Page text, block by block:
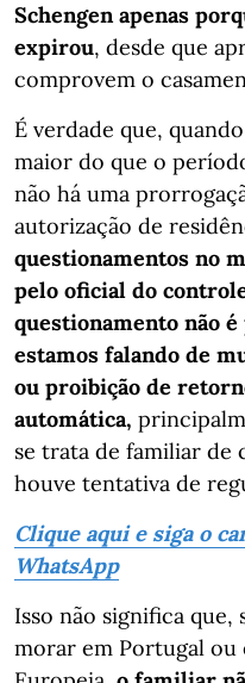
Schengen apenas
expirou, desde que
comprovem o
É verdade que,
maior do que o
não há uma
autorização de
questionamentos no
pelo oficial do
questionamento não é
estamos falando de
ou proibição de
automática,
se trata de familiar de
houve tentativa de
Clique aqui e siga o
WhatsApp
Isso não significa
morar em Portugal ou